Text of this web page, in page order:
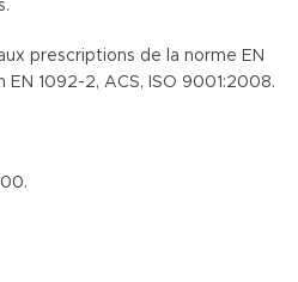
prescriptions de la norme EN
1092-2, ACS, ISO 9001:2008.